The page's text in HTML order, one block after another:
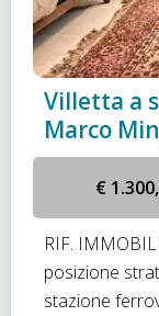
Villetta a
Marco
€
RIF.
posizione
stazione